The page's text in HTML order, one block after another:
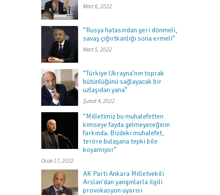
Mart 6, 2022
“Rusya hatasından geri dönmeli,
savaş çığırtkanlığı sona ermeli”
Mart 5, 2022
“Türkiye Ukrayna’nın toprak
bütünlüğünü sağlayacak bir
uzlaşıdan yana”
Şubat 4, 2022
“Milletimiz bu muhalefetten
kimseye fayda gelmeyeceğinin
farkında. Bizdeki muhalefet,
teröre bulaşana tepki bile
koyamıyor”
Ocak 17, 2022
AK Parti Ankara Milletvekili
Arslan'dan yangınlarla ilgili
provokasyon uyarısı